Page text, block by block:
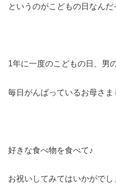
というのがこどもの日なんだ
1年に一度のこどもの日、男
毎日がんばっているお母さま
好きな食べ物を食べて♪
お祝いしてみてはいかがでし